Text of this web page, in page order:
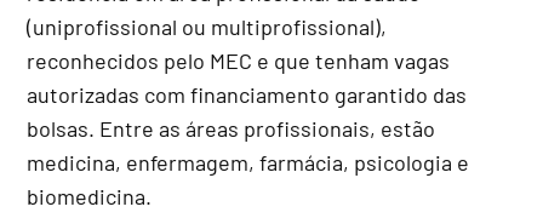
(uniprofissional ou multiprofissional),
reconhecidos pelo MEC e que tenham vagas
autorizadas com financiamento garantido das
bolsas. Entre as áreas profissionais, estão
medicina, enfermagem, farmácia, psicologia e
biomedicina.